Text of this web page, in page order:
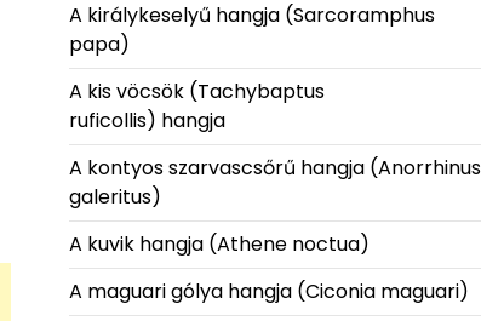
A királykeselyű hangja (Sarcoramphus
papa)
A kis vöcsök (Tachybaptus
ruficollis) hangja
A kontyos szarvascsőrű hangja (Anorrhinus
galeritus)
A kuvik hangja (Athene noctua)
A maguari gólya hangja (Ciconia maguari)